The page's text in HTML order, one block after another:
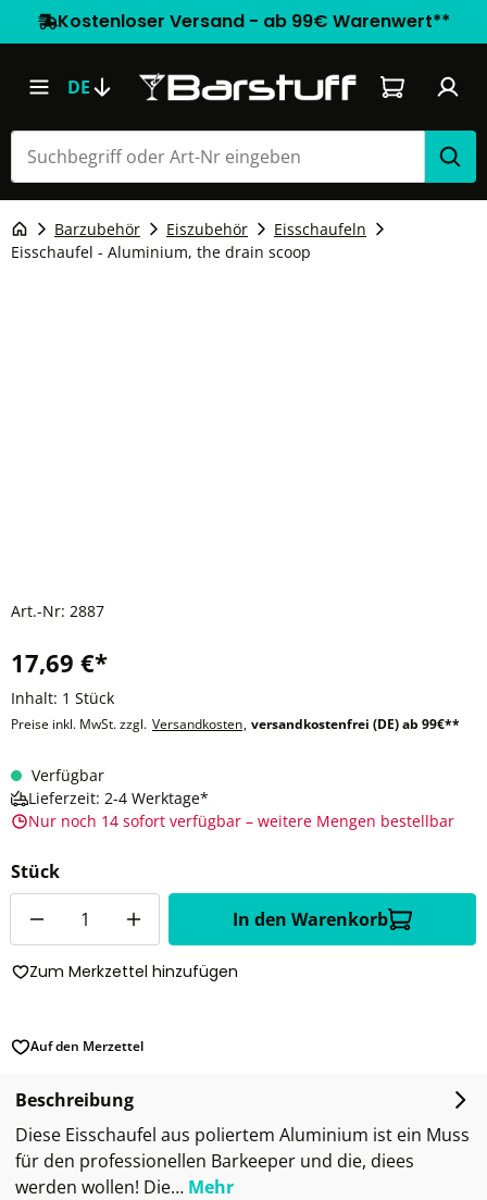
Kostenloser Versand - ab 99€ Warenwert**
DE Warenkorb
Barzubehör Eiszubehör
Eisschaufeln
Eisschaufel - Aluminium, the drain scoop
Art.-Nr: 2887
17,69 €*
Inhalt: 1 Stück
Preise inkl. MwSt. zzgl. Versandkosten, versandkostenfrei (DE) ab 99€**
Verfügbar
Lieferzeit: 2-4 Werktage*
Nur noch 14 sofort verfügbar – weitere Mengen bestellbar
Stück
In den Warenkorb
Zum Merkzettel hinzufügen
Auf den Merzettel
Beschreibung
Diese Eisschaufel aus poliertem Aluminium ist ein Muss
für den professionellen Barkeeper und die, diees
werden wollen! Die… Mehr